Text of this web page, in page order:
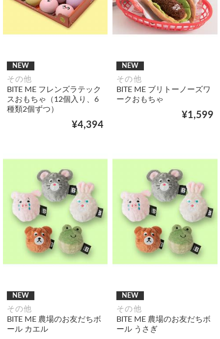
NEW
その他
BITE ME フレンズラテック
スおもちゃ（12個入り、6
種類2個ずつ）
¥4,394
NEW
その他
BITE ME ブリトーノーズワ
ークおもちゃ
¥1,599
NEW
その他
BITE ME 農場のお友だちボ
ール カエル
NEW
その他
BITE ME 農場のお友だちボ
ール うさぎ